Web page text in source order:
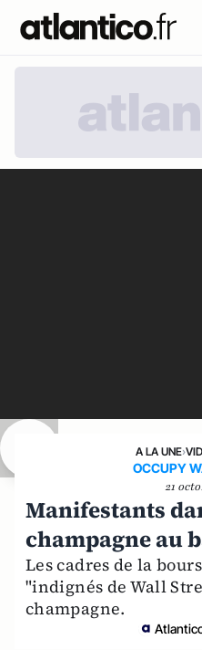
A LA UNE›
OCCUPY
21
Manifestants
champagne au
Les cadres de la
"indignés de Wall
champagne.